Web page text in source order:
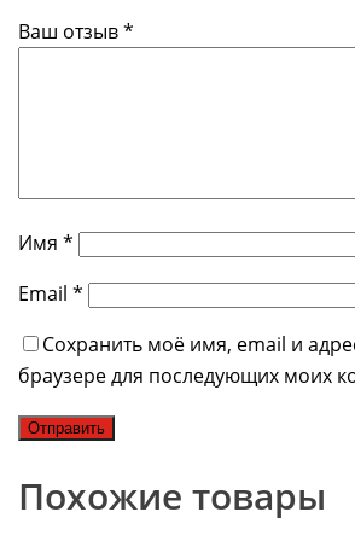
Ваш отзыв*
Имя *
Email *
Сохранить моё имя, email и
браузере для последующих моих
Похожие товары